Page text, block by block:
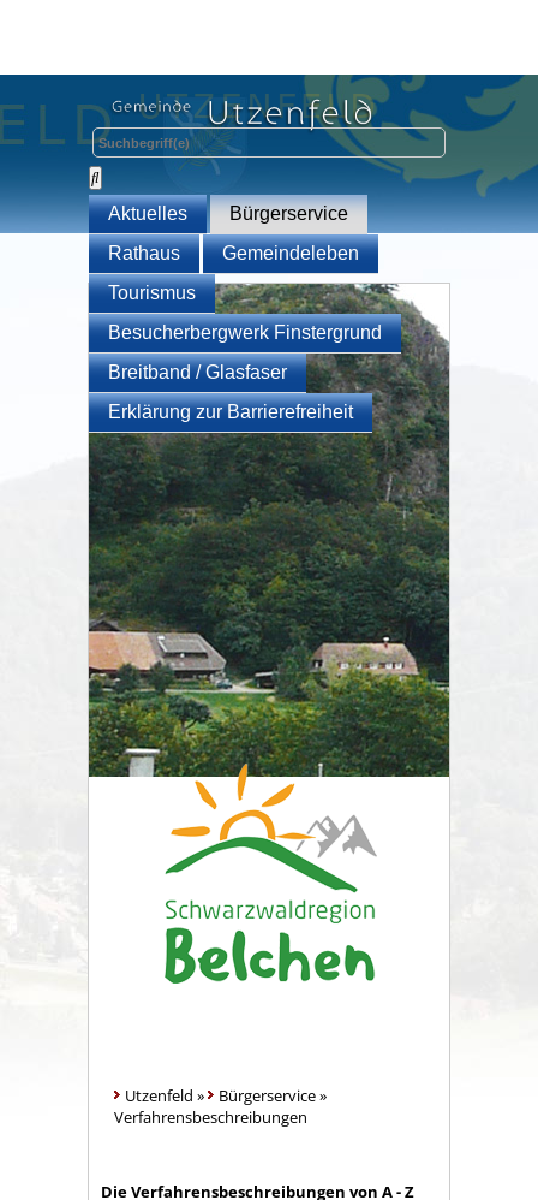
Aktuelles
Bürgerservice
Rathaus
Gemeindeleben
Tourismus
Besucherbergwerk Finstergrund
Breitband / Glasfaser
Erklärung zur Barrierefreiheit
Utzenfeld » Bürgerservice»
Verfahrensbeschreibungen
Die Verfahrensbeschreibungen von A - Z